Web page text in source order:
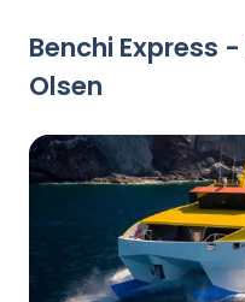
Benchi Express
Olsen